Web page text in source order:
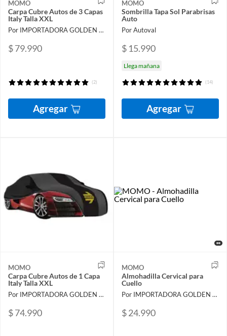
MOMO
Carpa Cubre Autos de 3 Capas
Italy Talla XXL
Por IMPORTADORA GOLDEN FALCON
$ 79.990
(2)
Agregar
MOMO
Sombrilla Tapa Sol Parabrisas
Auto
Por Autoval
$ 15.990
Llega mañana
(14)
Agregar
MOMO
Carpa Cubre Autos de 1 Capa
Italy Talla XXL
Por IMPORTADORA GOLDEN FALCON
$ 74.990
MOMO
Almohadilla Cervical para
Cuello
Por IMPORTADORA GOLDEN FALCON
$ 24.990